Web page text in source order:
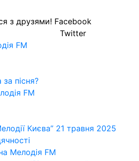
з друзями! Facebook
Twitter
FM
пісня?
FM
Києва” 21 травня 2025
Мелодія FM